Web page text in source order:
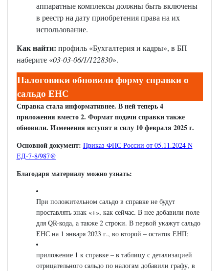
аппаратные комплексы должны быть включены
в реестр на дату приобретения права на их
использование.
Как найти: профиль «Бухгалтерия и кадры», в БП
наберите «03-03-06/1/122830».
Налоговики обновили форму справки о
сальдо ЕНС
Справка стала информативнее. В ней теперь 4
приложения вместо 2. Формат подачи справки также
обновили. Изменения вступят в силу 10 февраля 2025 г.
Основной документ: Приказ ФНС России от 05.11.2024 N
ЕД-7-8/987@
Благодаря материалу можно узнать:
При положительном сальдо в справке не будут
проставлять знак «+», как сейчас. В нее добавили поле
для QR-кода, а также 2 строки. В первой укажут сальдо
ЕНС на 1 января 2023 г., во второй – остаток ЕНП;
приложение 1 к справке – в таблицу с детализацией
отрицательного сальдо по налогам добавили графу, в